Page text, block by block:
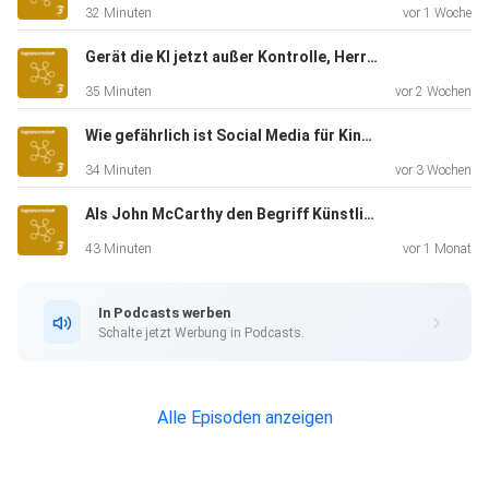
sei
"immer jemand, der eher polarisiert, um Aufwach-Rufe zu
zu sagen, wir müssen etwas tun, statt zu sagen: Wir sind
Durchschnitt, ist alles in Ordnung. Wir müssen als
als viertgrößte Wirtschaftsnation der Welt in der
Digitalisierung
Forderung des Innenministeriums sehr überrascht. Es gab
32 Minuten vor 1 Woche
Gerät die KI jetzt außer Kontrolle, Herr Krüger?
35 Minuten vor 2 Wochen
Wie gefährlich ist Social Media für Kinder, Herr Korte?
34 Minuten vor 3 Wochen
Als John McCarthy den Begriff Künstliche Intelligenz erdachte
43 Minuten vor 1 Monat
In Podcasts werben
Schalte jetzt Werbung in Podcasts.
Alle Episoden anzeigen